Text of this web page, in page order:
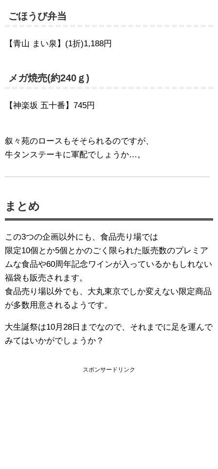
ごほうび弁当
【青山 まい泉】(1折)1,188円
メガ焼売(約240ｇ)
【神楽坂 五十番】745円
叙々苑のロースもそそられるのですが、
牛タンステーキに軍配でしょうか…。
まとめ
この3つの企画以外にも、食品売り場では
限定10個とか5個とかのごく限られた販売数のプレミア
ムな食品や60周年記念ワインが入っているかもしれない
福袋も販売されます。
食品売り場以外でも、大丸東京でしか変えない限定商品
が多数用意されるようです。
大生誕祭は10月28日までなので、それまでに足を運んで
みてはいかがでしょうか？
スポンサードリンク